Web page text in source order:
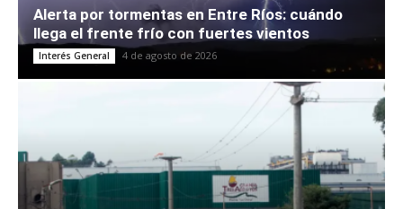
Alerta por tormentas en Entre Ríos: cuándo
llega el frente frío con fuertes vientos
Interés General 4 de agosto de 2026